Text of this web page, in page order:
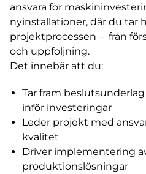
ansvara för
nyinstallationer, där du tar
projektprocessen – från
och uppföljning.
Det innebär att du:
Tar fram
inför investeringar
Leder projekt med
kvalitet
Driver implementering
produktionslösningar